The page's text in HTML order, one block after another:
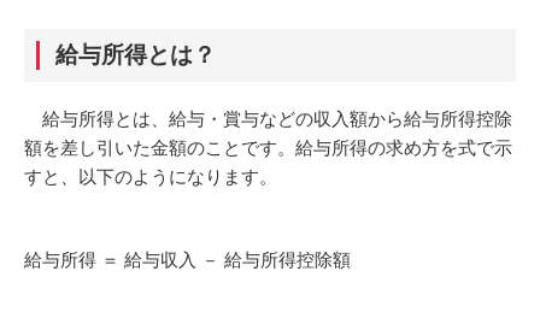
給与所得とは？
給与所得とは、給与・賞与などの収入額から給与所得控除
額を差し引いた金額のことです。給与所得の求め方を式で示
すと、以下のようになります。
給与所得 ＝ 給与収入 － 給与所得控除額